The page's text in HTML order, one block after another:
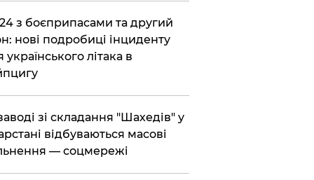
з боєприпасами та другий
нові подробиці інциденту
українського літака в
зі складання "Шахедів" у
відбуваються масові
— соцмережі